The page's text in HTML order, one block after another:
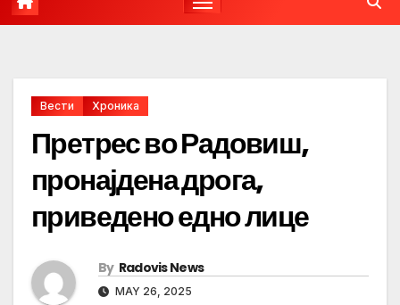
Вести Хроника
Претрес во Радовиш,
пронајдена дрога,
приведено едно лице
By Radovis News
MAY 26, 2025